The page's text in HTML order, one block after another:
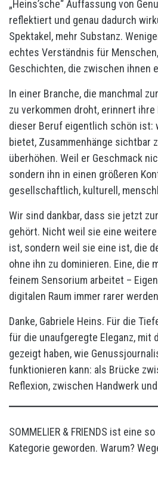
„Heins’sche“ Auffassung von
reflektiert und genau dadurch
Spektakel, mehr Substanz.
echtes Verständnis für
Geschichten, die zwischen ihnen
In einer Branche, die manchmal
zu verkommen droht, erinnert ihre
dieser Beruf eigentlich schön ist:
bietet, Zusammenhänge sichtbar
überhöhen. Weil er Geschmack
sondern ihn in einen größeren
gesellschaftlich, kulturell,
Wir sind dankbar, dass sie jetzt
gehört. Nicht weil sie eine
ist, sondern weil sie eine ist, die
ohne ihn zu dominieren. Eine, die
feinem Sensorium arbeitet –
digitalen Raum immer rarer
Danke, Gabriele Heins. Für die
für die unaufgeregte Eleganz, mit
gezeigt haben, wie
funktionieren kann: als Brücke
Reflexion, zwischen Handwerk
SOMMELIER & FRIENDS ist eine
Kategorie geworden. Warum?